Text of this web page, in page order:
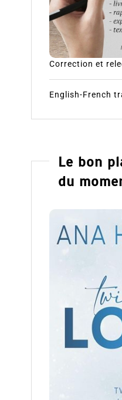
Correction et
English-French
Le bon
du